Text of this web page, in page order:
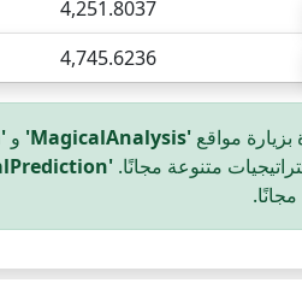
4,251.8037
4,745.6236
مواقع'MagicalAnalysis' و'MgicalPrediction'
متنوعة مجانًا.'MgicalPrediction'